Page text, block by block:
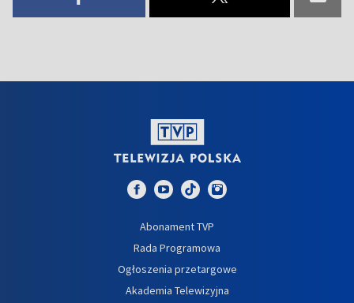
Abonament TVP
Rada Programowa
Ogłoszenia przetargowe
Akademia Telewizyjna